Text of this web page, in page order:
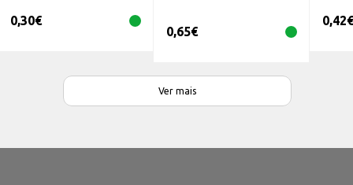
0,30€
0,65€
0,42€
Ver mais